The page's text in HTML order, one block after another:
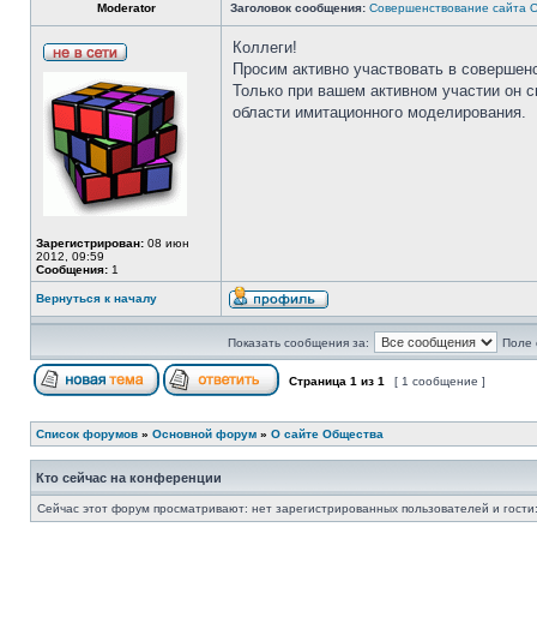
Moderator Заголовок сообщения: Совершенствование сайта
Зарегистрирован: 08 июн
2012, 09:59
Сообщения: 1
Коллеги!
Просим активно участвовать в
Только при вашем активном участии он
области имитационного моделирования.
Вернуться к началу
Показать сообщения за: Поле
Страница 1 из 1 [ 1 сообщение ]
Список форумов » Основной форум » О сайте Общества
Кто сейчас на конференции
Сейчас этот форум просматривают: нет зарегистрированных пользователей и